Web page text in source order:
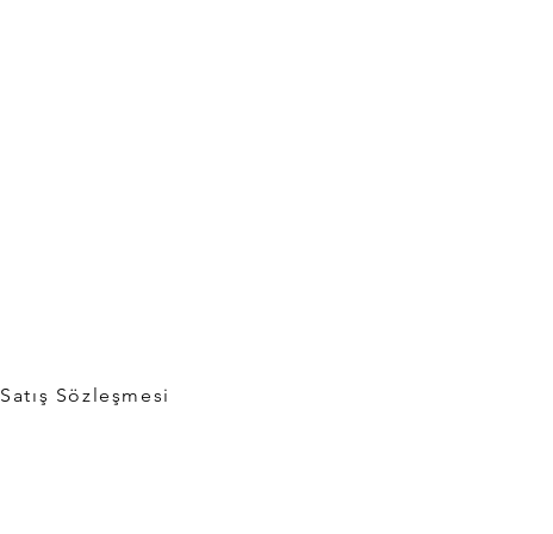
Satış Sözleşmesi